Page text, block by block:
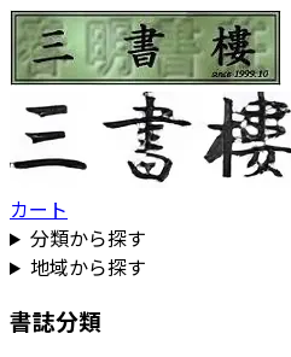
カート
分類から探す
地域から探す
書誌分類